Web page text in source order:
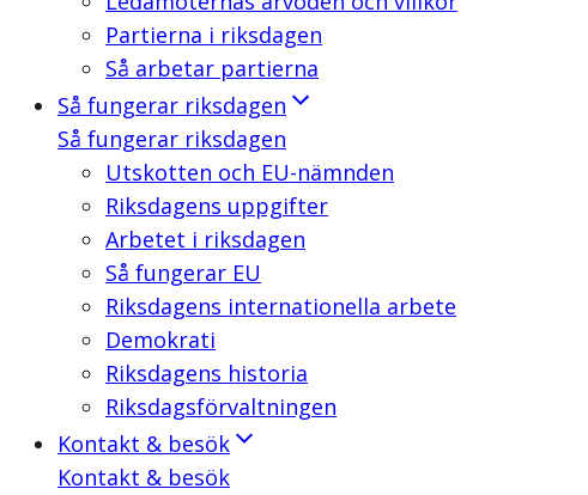
Partierna i riksdagen
Så arbetar partierna
Så fungerar riksdagen
Så fungerar riksdagen
Utskotten och EU-nämnden
Riksdagens uppgifter
Arbetet i riksdagen
Så fungerar EU
Riksdagens internationella arbete
Demokrati
Riksdagens historia
Riksdagsförvaltningen
Kontakt & besök
Kontakt & besök